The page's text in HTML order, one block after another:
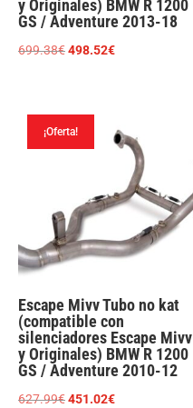
y Originales) BMW R 1200
GS / Adventure 2013-18
699.38€El
699.38€.
498.52€El
498.52€.
¡Oferta!
Escape Mivv Tubo no kat
(compatible con
silenciadores Escape Mivv
y Originales) BMW R 1200
GS / Adventure 2010-12
627.99€El
451.02€El